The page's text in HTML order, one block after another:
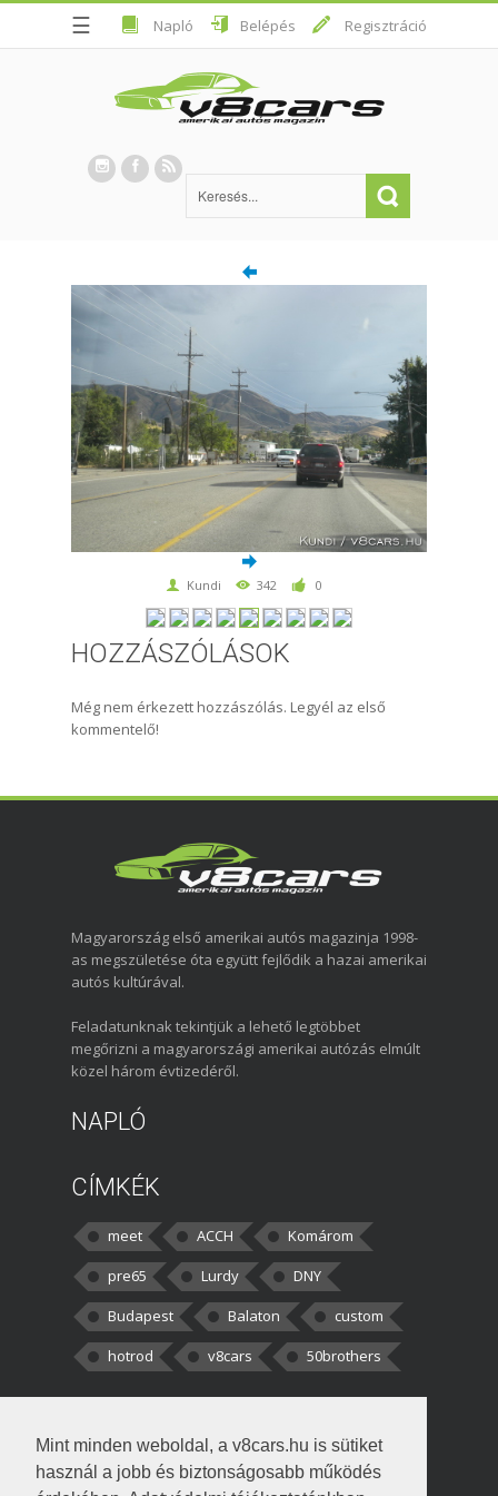
Mint minden weboldal, a v8cars.hu is sütiket
használ a jobb és biztonságosabb működés
☰ Napló Belépés Regisztráció
Kundi 342 0
HOZZÁSZÓLÁSOK
Még nem érkezett hozzászólás. Legyél az első
kommentelő!
Magyarország első amerikai autós magazinja 1998-
as megszületése óta együtt fejlődik a hazai amerikai
autós kultúrával.
Feladatunknak tekintjük a lehető legtöbbet
megőrizni a magyarországi amerikai autózás elmúlt
közel három évtizedéről.
NAPLÓ
CÍMKÉK
meet ACCH
Komárom
pre65
Lurdy
DNY
Budapest
Balaton
custom
hotrod
v8cars 50brothers
kortisz:Elszúrtam! Én csak két
darabbaal számoltam. Nem tudtam, hogy fél autót,